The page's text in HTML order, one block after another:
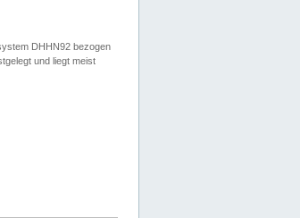
DHHN92 bezogen
und liegt meist